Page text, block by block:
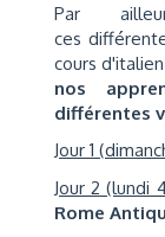
Par
ces
cours
nos
différentes
Jour 1
Jour 2 (lundi
Rome